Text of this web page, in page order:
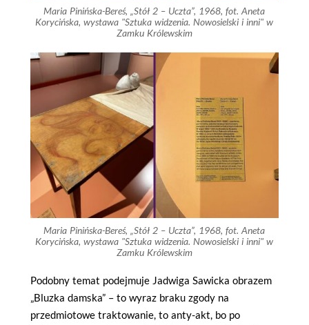
Maria Pinińska-Bereś, „Stół 2 – Uczta”, 1968, fot. Aneta
Korycińska, wystawa "Sztuka widzenia. Nowosielski i inni" w
Zamku Królewskim
Maria Pinińska-Bereś, „Stół 2 – Uczta”, 1968, fot. Aneta
Korycińska, wystawa "Sztuka widzenia. Nowosielski i inni" w
Zamku Królewskim
Podobny temat podejmuje Jadwiga Sawicka obrazem
„Bluzka damska” – to wyraz braku zgody na
przedmiotowe traktowanie, to anty-akt, bo po